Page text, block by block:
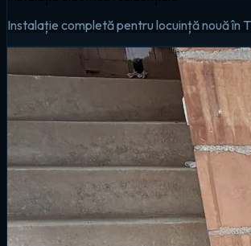
Instalație completă pentru locuință nouă în